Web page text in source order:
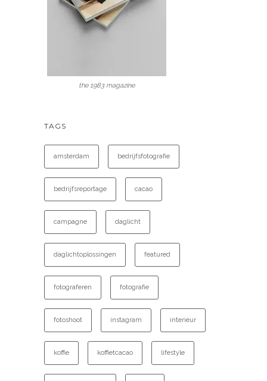
the 1983 magazine
TAGS
amsterdam bedrijfsfotografie
bedrijfsreportage cacao
campagne daglicht
daglichtoplossingen featured
fotograferen fotografie
fotoshoot instagram interieur
koffie koffietcacao lifestyle